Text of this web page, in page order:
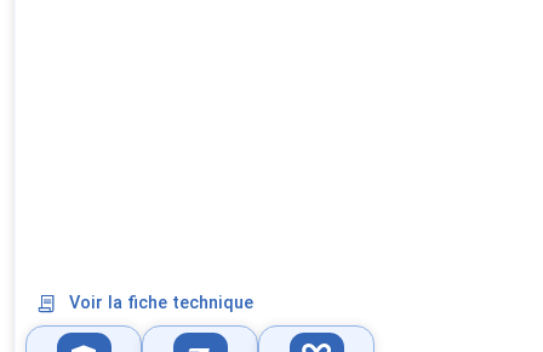
Voir la fiche technique